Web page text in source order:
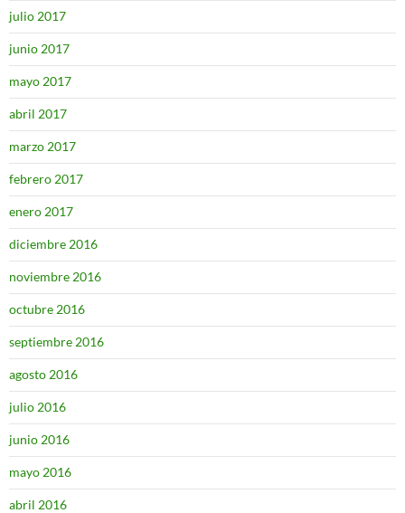
julio 2017
junio 2017
mayo 2017
abril 2017
marzo 2017
febrero 2017
enero 2017
diciembre 2016
noviembre 2016
octubre 2016
septiembre 2016
agosto 2016
julio 2016
junio 2016
mayo 2016
abril 2016